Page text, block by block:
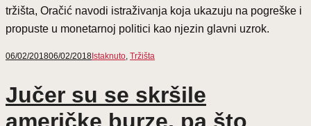
tržišta, Oračić navodi istraživanja koja ukazuju na pogreške i
propuste u monetarnoj politici kao njezin glavni uzrok.
06/02/201806/02/2018 Istaknuto, Tržišta
Jučer su se skršile